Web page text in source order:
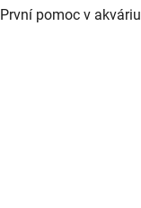
První pomoc v akváriu